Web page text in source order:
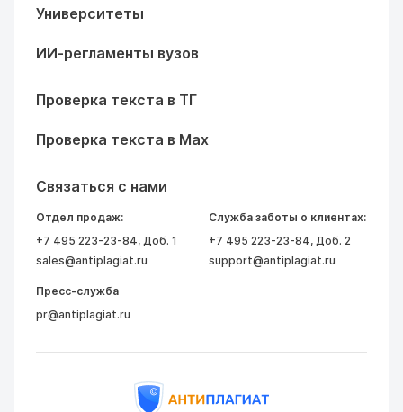
Университеты
ИИ-регламенты вузов
Проверка текста в ТГ
Проверка текста в Max
Связаться с нами
Отдел продаж:
+7 495 223-23-84, Доб. 1
sales@antiplagiat.ru
Служба заботы о клиентах:
+7 495 223-23-84, Доб. 2
support@antiplagiat.ru
Пресс-служба
pr@antiplagiat.ru